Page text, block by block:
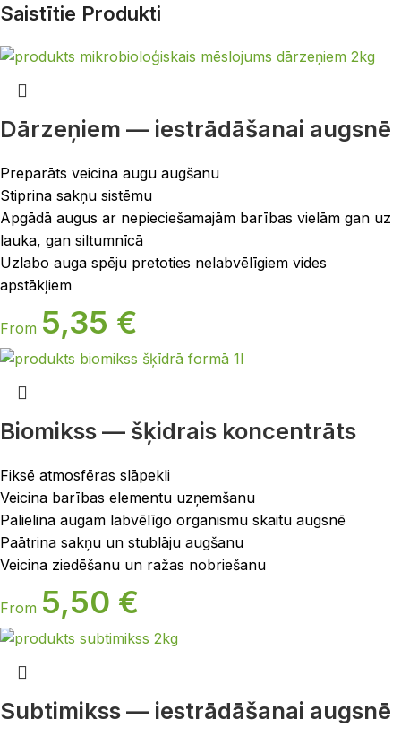
Saistītie Produkti
Dārzeņiem — iestrādāšanai augsnē
Preparāts veicina augu augšanu
Stiprina sakņu sistēmu
Apgādā augus ar nepieciešamajām barības vielām gan uz
lauka, gan siltumnīcā
Uzlabo auga spēju pretoties nelabvēlīgiem vides
apstākļiem
From 5,35 €
Biomikss — šķidrais koncentrāts
Fiksē atmosfēras slāpekli
Veicina barības elementu uzņemšanu
Palielina augam labvēlīgo organismu skaitu augsnē
Paātrina sakņu un stublāju augšanu
Veicina ziedēšanu un ražas nobriešanu
From 5,50 €
Subtimikss — iestrādāšanai augsnē